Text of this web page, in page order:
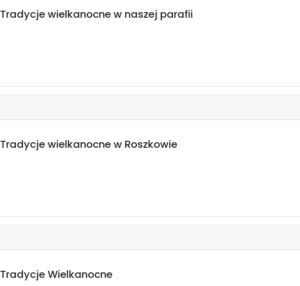
Tradycje wielkanocne w naszej parafii
Tradycje wielkanocne w Roszkowie
Tradycje Wielkanocne